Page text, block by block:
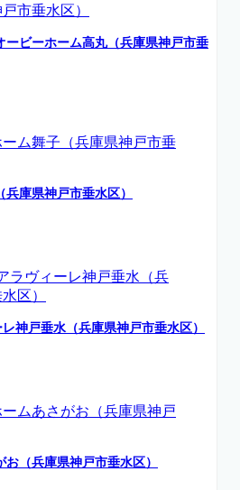
ビーホーム高丸（兵庫県神戸市垂
庫県神戸市垂水区）
神戸垂水（兵庫県神戸市垂水区）
（兵庫県神戸市垂水区）